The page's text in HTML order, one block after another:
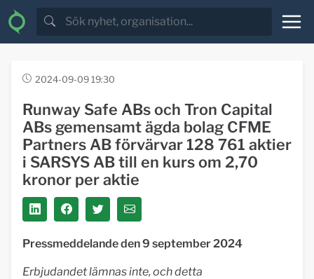
2024-09-09 19:30
Runway Safe ABs och Tron Capital
ABs gemensamt ägda bolag CFME
Partners AB förvärvar 128 761 aktier
i SARSYS AB till en kurs om 2,70
kronor per aktie
Pressmeddelande den 9 september 2024
Erbjudandet lämnas inte, och detta